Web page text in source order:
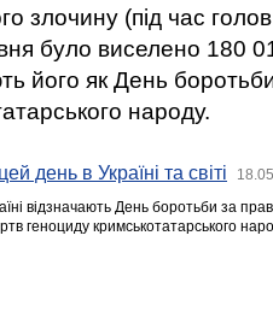
злочину (під час
було виселено 180
його як День
народу.
день в Україні та світі
відзначають День боротьби за
геноциду кримськотатарського